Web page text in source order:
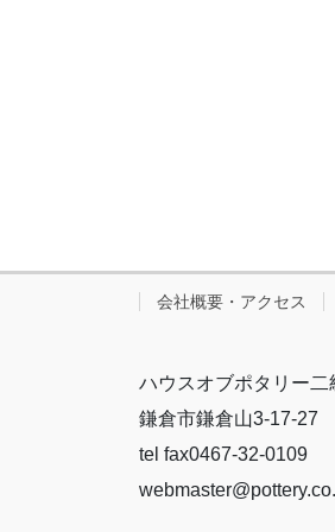
会社概要・アクセス
ハウスオブポタリー
鎌倉市鎌倉山3-17-27
tel fax0467-32-0109